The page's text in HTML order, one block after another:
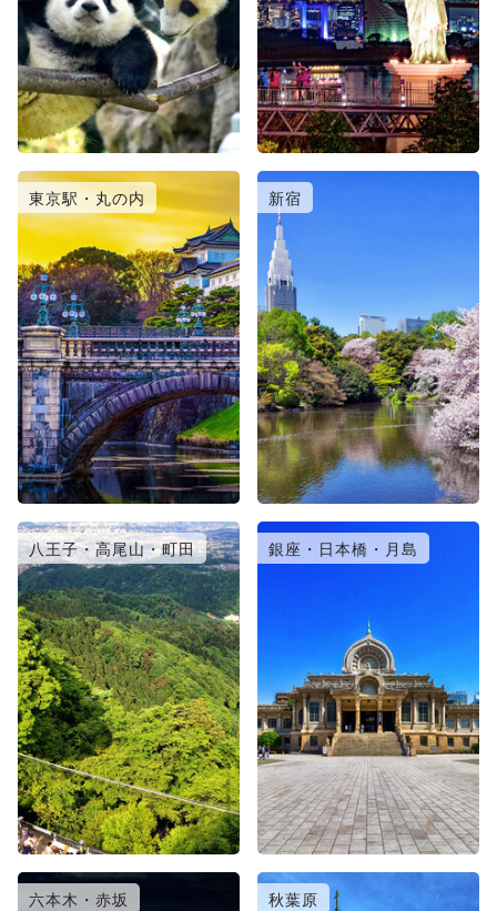
東京駅・丸の内 新宿
八王子・高尾山・町田 銀座・日本橋・月島
六本木・赤坂 秋葉原